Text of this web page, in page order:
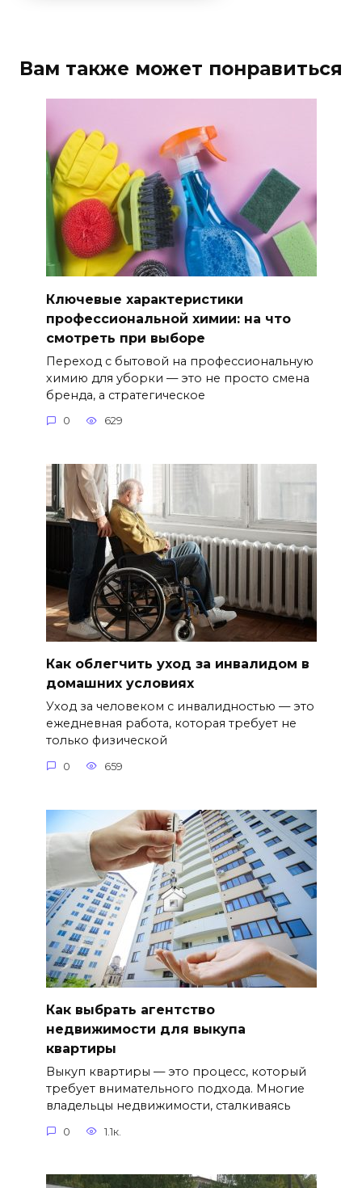
Вам также может понравиться
Ключевые характеристики
профессиональной химии: на что
смотреть при выборе
Переход с бытовой на профессиональную
химию для уборки — это не просто смена
бренда, а стратегическое
0 629
Как облегчить уход за инвалидом в
домашних условиях
Уход за человеком с инвалидностью — это
ежедневная работа, которая требует не
только физической
0 659
Как выбрать агентство
недвижимости для выкупа
квартиры
Выкуп квартиры — это процесс, который
требует внимательного подхода. Многие
владельцы недвижимости, сталкиваясь
0 1.1к.